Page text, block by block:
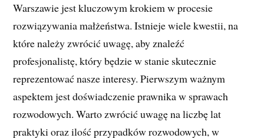
Warszawie jest kluczowym krokiem w procesie
rozwiązywania małżeństwa. Istnieje wiele kwestii, na
które należy zwrócić uwagę, aby znaleźć
profesjonalistę, który będzie w stanie skutecznie
reprezentować nasze interesy. Pierwszym ważnym
aspektem jest doświadczenie prawnika w sprawach
rozwodowych. Warto zwrócić uwagę na liczbę lat
praktyki oraz ilość przypadków rozwodowych, w